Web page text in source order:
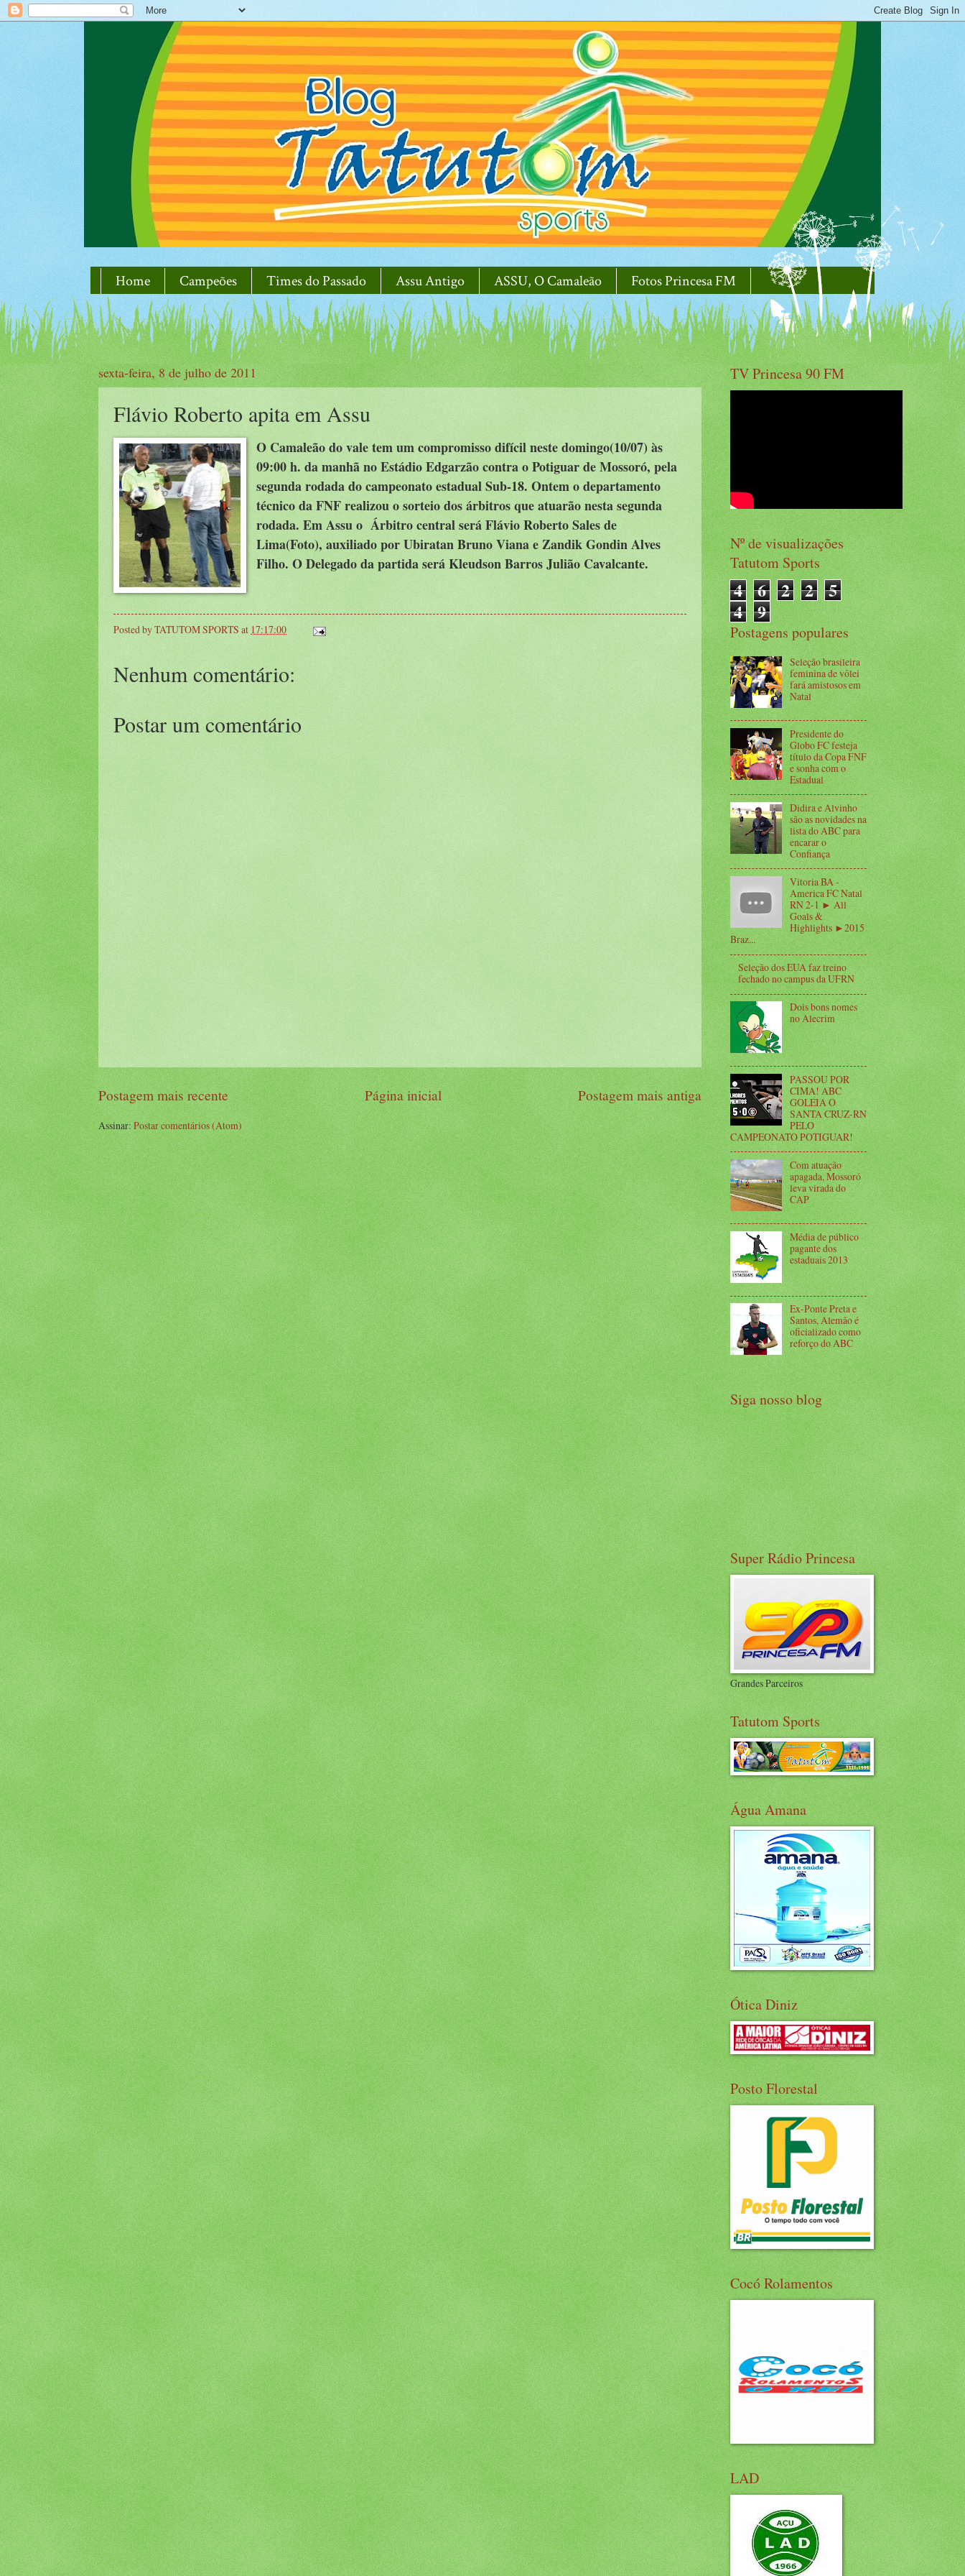
Home Campeões Times do Passado Assu Antigo ASSU, O Camaleão Fotos Princesa FM
sexta-feira, 8 de julho de 2011
Flávio Roberto apita em Assu
O Camaleão do vale tem um compromisso difícil neste domingo(10/07) às
09:00 h. da manhã no Estádio Edgarzão contra o Potiguar de Mossoró, pela
segunda rodada do campeonato estadual Sub-18. Ontem o departamento
técnico da FNF realizou o sorteio dos árbitros que atuarão nesta segunda
rodada. Em Assu o Árbitro central será Flávio Roberto Sales de
Lima(Foto), auxiliado por Ubiratan Bruno Viana e Zandik Gondin Alves
Filho. O Delegado da partida será Kleudson Barros Julião Cavalcante.
Posted byTATUTOM SPORTS at 17:17:00
Nenhum comentário:
Postar um comentário
Postagem mais recente Postagem mais antiga
Página inicial
Assinar:Postar comentários (Atom)
TV Princesa 90 FM
Nº de visualizações
Tatutom Sports
4 6 2 2 5
4 9
Postagens populares
Seleção brasileira
feminina de vôlei
fará amistosos em
Natal
Presidente do
Globo FC festeja
título da Copa FNF
e sonha com o
Estadual
Didira e Alvinho
são as novidades na
lista do ABC para
encarar o
Confiança
Vitoria BA -
America FC Natal
RN 2-1 ► All
Goals &
Highlights ►2015
Braz...
Seleção dos EUA faz treino
fechado no campus da UFRN
Dois bons nomes
no Alecrim
PASSOU POR
CIMA! ABC
GOLEIA O
SANTA CRUZ-RN
PELO
CAMPEONATO POTIGUAR!
Com atuação
apagada, Mossoró
leva virada do
CAP
Média de público
pagante dos
estaduais 2013
Ex-Ponte Preta e
Santos, Alemão é
oficializado como
reforço do ABC
Siga nosso blog
Super Rádio Princesa
Grandes Parceiros
Tatutom Sports
Água Amana
Ótica Diniz
Posto Florestal
Cocó Rolamentos
LAD